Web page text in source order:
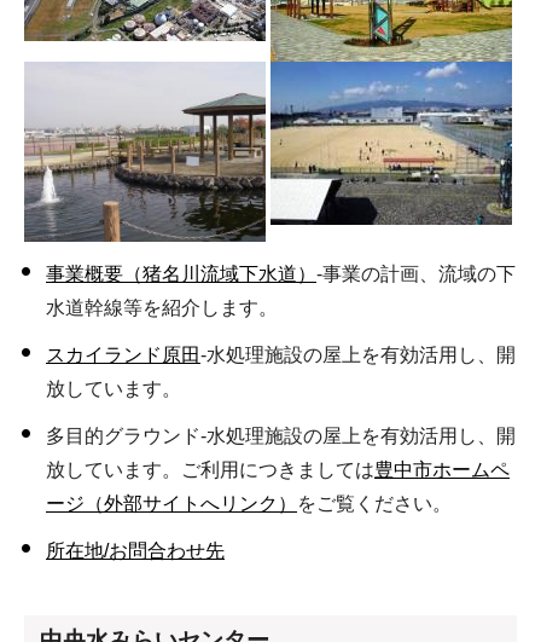
事業概要（猪名川流域下水道） -事業の計画、流域の下
水道幹線等を紹介します。
スカイランド原田-水処理施設の屋上を有効活用し、開
放しています。
多目的グラウンド-水処理施設の屋上を有効活用し、開
放しています。ご利用につきましては豊中市ホームペ
ージ（外部サイトへリンク）
をご覧ください。
所在地/お問合わせ先